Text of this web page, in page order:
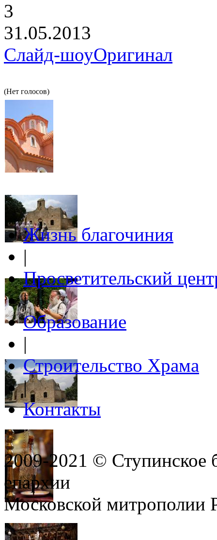
3
31.05.2013
Слайд-шоуОригинал
(Нет голосов)
Жизнь благочиния
|
Просветительский
|
Образование
|
Строительство Храма
|
Контакты
2009-2021 © Ступинское
епархии
Московской митрополии